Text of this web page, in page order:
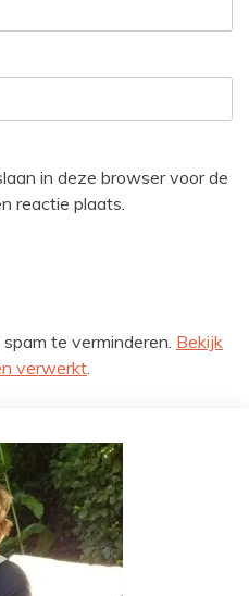
in deze browser voor de
reactie plaats.
te verminderen. Bekijk
verwerkt